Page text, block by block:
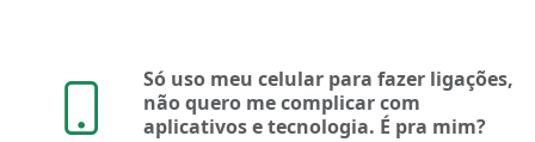
Só uso meu celular para fazer ligações,
não quero me complicar com
aplicativos e tecnologia. É pra mim?